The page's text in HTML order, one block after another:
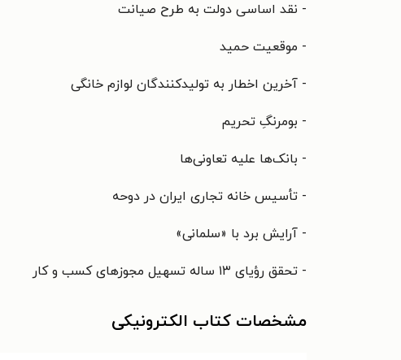
- نقد اساسی دولت به طرح صیانت
- موقعیت حمید
- آخرین اخطار به تولیدکنندگان لوازم خانگی
- بومرنگِ تحریم
- بانک‌ها علیه تعاونی‌ها
- تأسیس خانه تجاری ایران در دوحه
- آرایش برد با «سلمانی»
- تحقق رؤیای ۱۳ ساله تسهیل مجوزهای کسب و کار
مشخصات کتاب الکترونیکی